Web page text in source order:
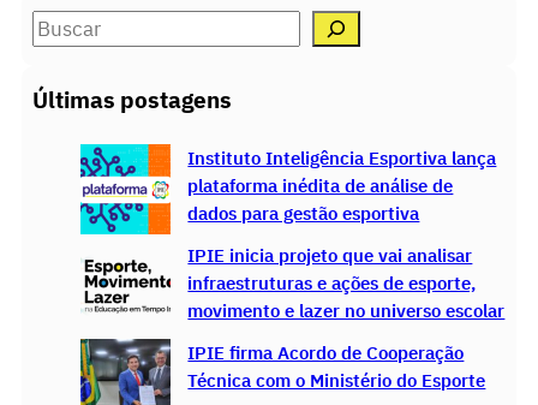
S
a
Últimas postagens
Instituto Inteligência Esportiva lança
plataforma inédita de análise de
dados para gestão esportiva
IPIE inicia projeto que vai analisar
infraestruturas e ações de esporte,
movimento e lazer no universo escolar
IPIE firma Acordo de Cooperação
Técnica com o Ministério do Esporte